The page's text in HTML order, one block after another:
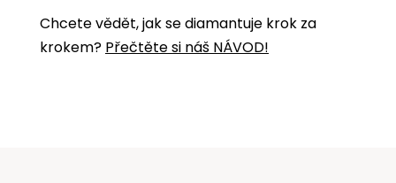
Chcete vědět, jak se diamantuje krok za
krokem? Přečtěte si náš NÁVOD!